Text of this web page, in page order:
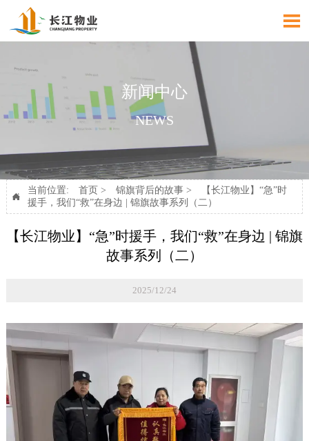

新闻中心
NEWS

当前位置: 首页 > 锦旗背后的故事>
【长江物业】“急”时
援手，我们“救”在身边 | 锦旗故事系列（二）
【长江物业】“急”时援手，我们“救”在身边 | 锦旗
故事系列（二）
2025/12/24